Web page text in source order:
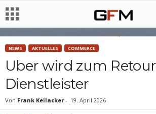
NEWS AKTUELLES COMMERCE
Uber wird zum
Dienstleister
Von Frank Keilacker - 19. April 2026